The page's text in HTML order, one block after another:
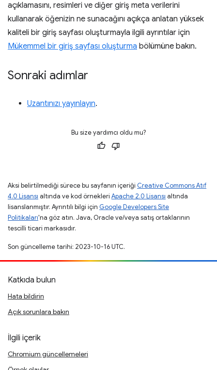
açıklamasını, resimleri ve diğer giriş meta verilerini
kullanarak öğenizin ne sunacağını açıkça anlatan yüksek
kaliteli bir giriş sayfası oluşturmayla ilgili ayrıntılar için
Mükemmel bir giriş sayfası oluşturma bölümüne bakın.
Sonraki adımlar
Uzantınızı yayınlayın.
Bu size yardımcı oldu mu?
Aksi belirtilmediği sürece bu sayfanın içeriği Creative Commons Atıf
4.0 Lisansı altında ve kod örnekleri Apache 2.0 Lisansı altında
lisanslanmıştır. Ayrıntılı bilgi için Google Developers Site
Politikaları'na göz atın. Java, Oracle ve/veya satış ortaklarının
tescilli ticari markasıdır.
Son güncelleme tarihi: 2023-10-16 UTC.
Katkıda bulun
Hata bildirin
Açık sorunlara bakın
İlgili içerik
Chromium güncellemeleri